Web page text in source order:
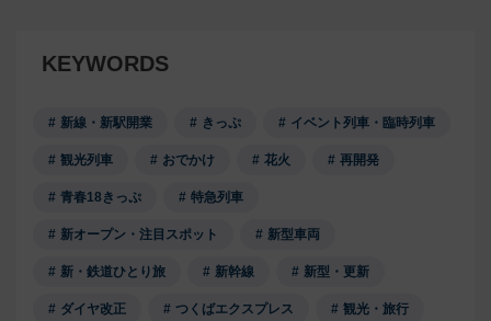
KEYWORDS
新線・新駅開業 きっぷ イベント列車・臨時列車
観光列車 おでかけ 花火 再開発
青春18きっぷ 特急列車
新オープン・注目スポット 新型車両
新・鉄道ひとり旅 新幹線 新型・更新
ダイヤ改正 つくばエクスプレス 観光・旅行